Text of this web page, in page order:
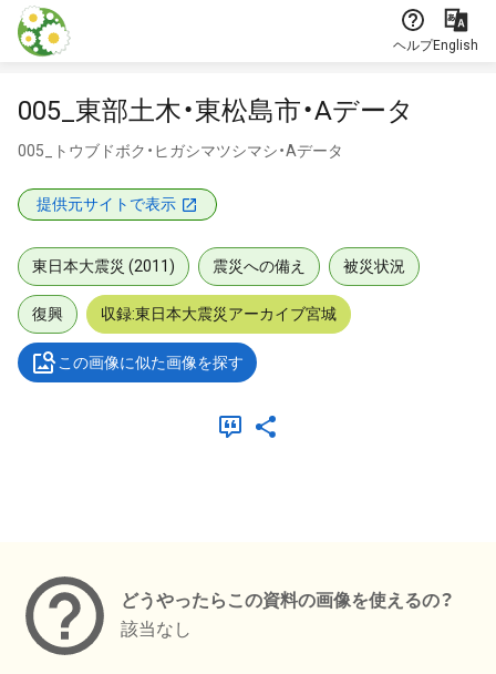
本文に飛ぶ
ヘルプEnglish
005_東部土木・東松島市・Aデータ
005_トウブドボク・ヒガシマツシマシ・Aデータ
提供元サイトで表示
東日本大震災 (2011) 震災への備え 被災状況
復興 収録:東日本大震災アーカイブ宮城
この画像に似た画像を探す
どうやったらこの資料の画像を使えるの？
該当なし